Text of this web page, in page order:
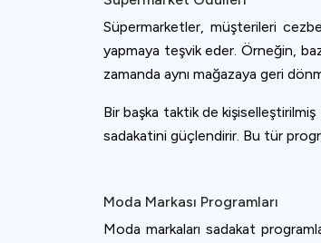
Süpermarketler, müşterileri
yapmaya teşvik eder. Örneğin,
zamanda aynı mağazaya geri
Bir başka taktik de kişiselleştirilmiş
sadakatini güçlendirir. Bu tür
Moda Markası Programları
Moda markaları sadakat